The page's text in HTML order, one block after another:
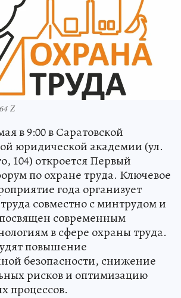
Z
в 9:00 в Саратовской
юридической академии (ул.
104) откроется Первый
по охране труда. Ключевое
года организует
совместно с минтрудом и
современным
в сфере охраны труда.
повышение
безопасности, снижение
рисков и оптимизацию
процессов.